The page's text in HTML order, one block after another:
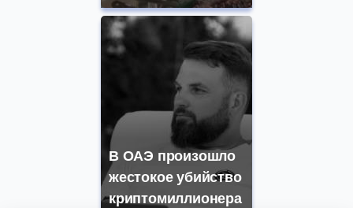
В ОАЭ произошло
жестокое убийство
криптомиллионера